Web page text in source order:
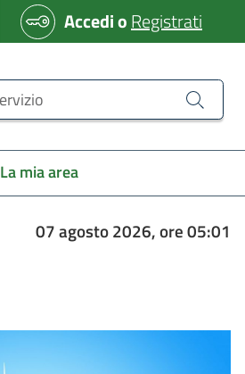
AccedioRegistrati
La mia area
07 agosto 2026, ore 05:01